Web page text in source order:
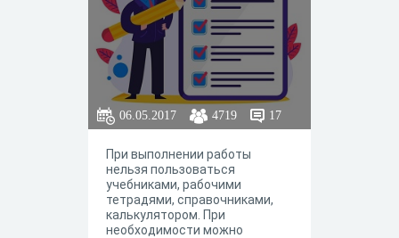
06.05.2017 4719 17
При выполнении работы
нельзя пользоваться
учебниками, рабочими
тетрадями, справочниками,
калькулятором. При
необходимости можно